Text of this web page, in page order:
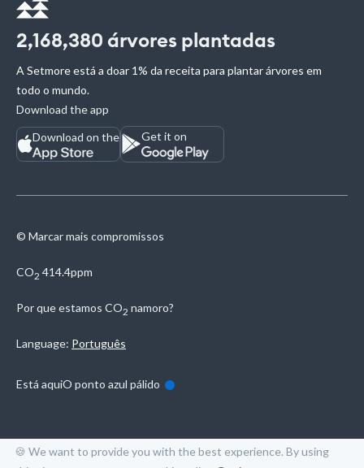
2,168,380 árvores plantadas
A Setmore está a doar 1% da receita para plantar árvores em
todo o mundo.
Download the app
Download on the
Get it on
© Marcar mais compromissos
CO2 414.4ppm
Por que estamos CO2 namoro?
Language: Português
Está aquiO ponto azul pálido
🍪 We want to provide you with the best experience. By using